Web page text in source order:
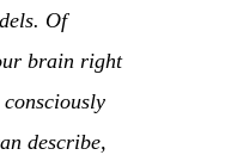
Of
brain right
describe,